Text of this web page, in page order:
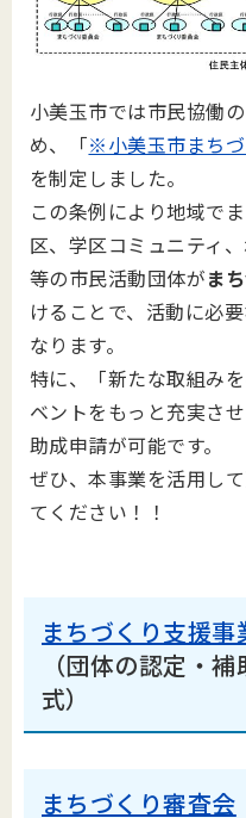
小美玉市では市民協働
め、「※小美玉市まち
を制定しました。
この条例により地域で
区、学区コミュニティ
等の市民活動団体がま
けることで、活動に必
なります。
特に、「新たな取組み
ベントをもっと充実さ
助成申請が可能です。
ぜひ、本事業を活用し
てください！！
まちづくり支援
（団体の認定・
式）
まちづくり審査会